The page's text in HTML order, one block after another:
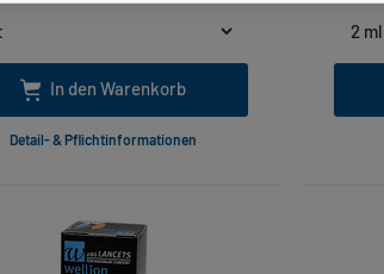
In den Warenkorb
Detail- & Pflichtinformationen